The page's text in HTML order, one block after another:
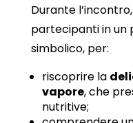
Durante
partecipanti in un
simbolico, per:
riscoprire la
vapore, che
nutritive;